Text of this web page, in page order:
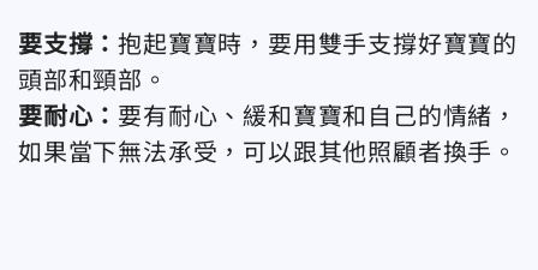
要支撐：抱起寶寶時，要用雙手支撐好寶寶的
頭部和頸部。
要耐心： 要有耐心、緩和寶寶和自己的情緒，
如果當下無法承受，可以跟其他照顧者換手。